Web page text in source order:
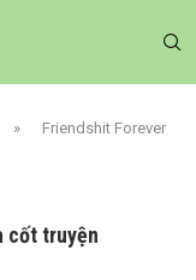
»
Friendshit Forever
cốt truyện